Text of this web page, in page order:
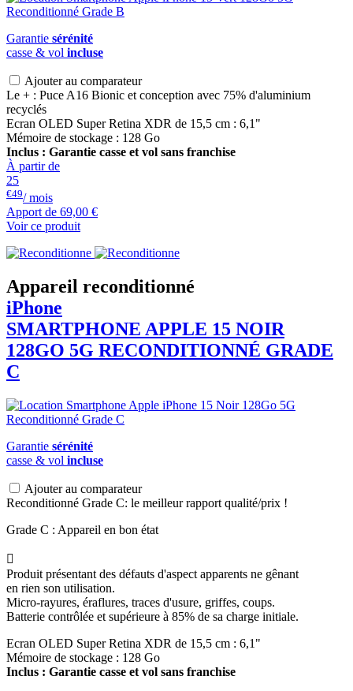
Garantie sérénité
casse & vol incluse
Ajouter au comparateur
Le + : Puce A16 Bionic et conception avec 75% d'aluminium
recyclés
Ecran OLED Super Retina XDR de 15,5 cm : 6,1"
Mémoire de stockage : 128 Go
Inclus : Garantie casse et vol sans franchise
À partir de
25
€49/ mois
Apport de 69,00 €
Voir ce produit
Appareil reconditionné
iPhone
SMARTPHONE APPLE 15 NOIR
128GO 5G RECONDITIONNÉ GRADE
C
Garantie sérénité
casse & vol incluse
Ajouter au comparateur
Reconditionné Grade C: le meilleur rapport qualité/prix !
Grade C : Appareil en bon état

Produit présentant des défauts d'aspect apparents ne gênant
en rien son utilisation.
Micro-rayures, éraflures, traces d'usure, griffes, coups.
Batterie contrôlée et supérieure à 85% de sa charge initiale.
Ecran OLED Super Retina XDR de 15,5 cm : 6,1"
Mémoire de stockage : 128 Go
Inclus : Garantie casse et vol sans franchise